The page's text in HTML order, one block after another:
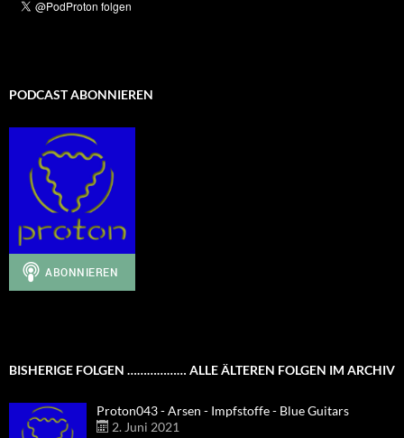
PODCAST ABONNIEREN
BISHERIGE FOLGEN ……………… ALLE ÄLTEREN FOLGEN IM ARCHIV
Proton043 - Arsen - Impfstoffe - Blue Guitars
2. Juni 2021